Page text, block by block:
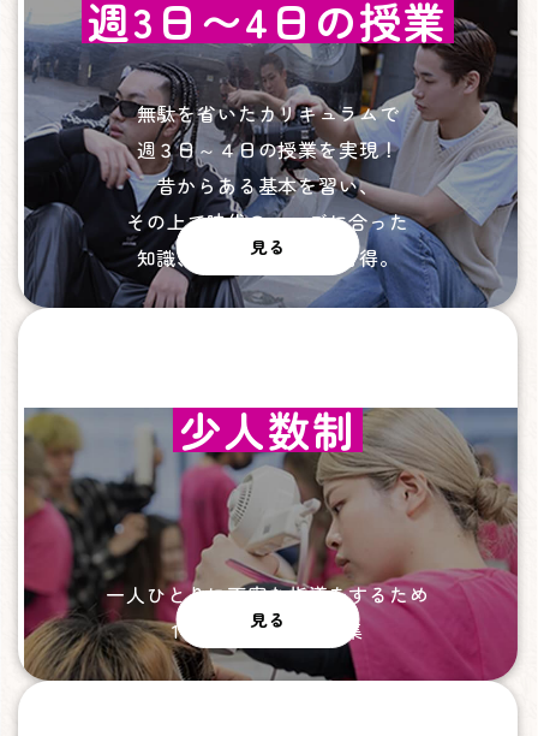
週3日〜4日の授業
無駄を省いたカリキュラムで
週３日～４日の授業を実現！
昔からある基本を習い、
その上で時代のニーズに合った
知識、技術を２年間で習得。
見る
少人数制
一人ひとりに丁寧な指導をするため
1学年最大40名の募集
見る